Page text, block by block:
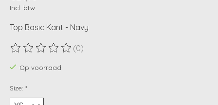
Incl. btw
Top Basic Kant - Navy
De beoordeling van dit product is
(0)
Op voorraad
Size: *